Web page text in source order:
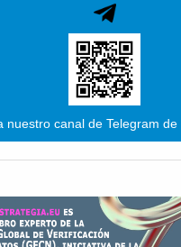
nuestro canal de Telegram